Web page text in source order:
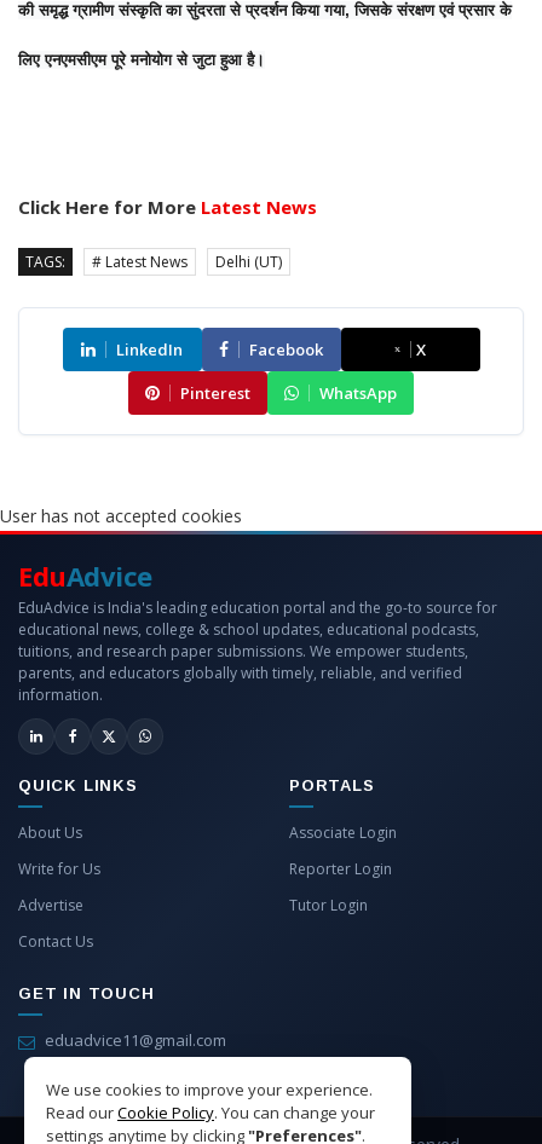
की समृद्ध ग्रामीण संस्कृति का सुंदरता से प्रदर्शन किया गया, जिसके संरक्षण एवं प्रसार के
लिए एनएमसीएम पूरे मनोयोग से जुटा हुआ है।
Click Here for More Latest News
TAGS: # Latest News Delhi (UT)
LinkedIn Facebook
X
Pinterest
WhatsApp
User has not accepted cookies
We use cookies to improve your experience.
Read ourCookie Policy. You can change your
settings anytime by clicking"Preferences".
EduAdvice
EduAdvice is India's leading education portal and the go-to source for
educational news, college & school updates, educational podcasts,
tuitions, and research paper submissions. We empower students,
parents, and educators globally with timely, reliable, and verified
information.
QUICK LINKS
About Us
Write for Us
Advertise
Contact Us
PORTALS
Associate Login
Reporter Login
Tutor Login
GET IN TOUCH
eduadvice11@gmail.com